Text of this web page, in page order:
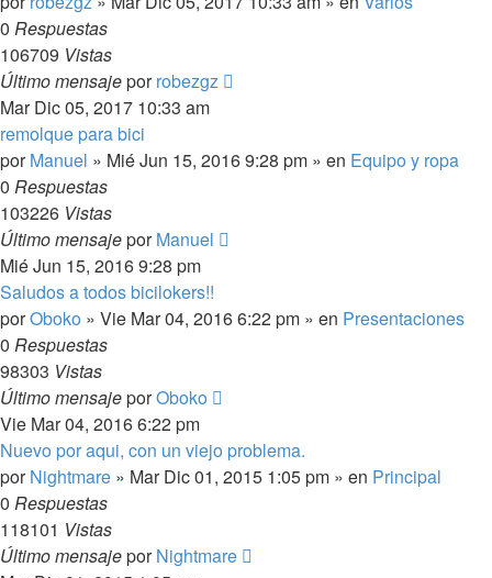
0 Respuestas
106709 Vistas
Último mensajeporrobezgz
Mar Dic 05, 2017 10:33 am
remolque para bici
porManuel » Mié Jun 15, 2016 9:28 pm » en Equipo y ropa
0 Respuestas
103226 Vistas
Último mensajeporManuel
Mié Jun 15, 2016 9:28 pm
Saludos a todos bicilokers!!
porOboko » Vie Mar 04, 2016 6:22 pm » en Presentaciones
0 Respuestas
98303 Vistas
Último mensajeporOboko
Vie Mar 04, 2016 6:22 pm
Nuevo por aqui, con un viejo problema.
porNightmare » Mar Dic 01, 2015 1:05 pm » en Principal
0 Respuestas
118101 Vistas
Último mensajeporNightmare